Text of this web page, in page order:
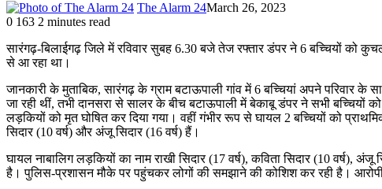
The Alarm 24March 26, 2023
0 163 2 minutes read
सारंगढ़-बिलाईगढ़ जिले में रविवार सुबह 6.30 बजे तेज रफ्तार डंपर ने 6 बच्चियों को
से आ रहा था।
जानकारी के मुताबिक, सारंगढ़ के ग्राम बटाऊपाली गांव में 6 बच्चियां अपने परिवार
जा रही थीं, तभी दानसरा से सालर के बीच बटाऊपाली में बेकाबू डंपर ने सभी बच्चियों
लड़कियों को मृत घोषित कर दिया गया। वहीं गंभीर रूप से घायल 2 बच्चियों को
सिदार (10 वर्ष) और अंजू सिदार (16 वर्ष) हैं।
घायल नाबालिग लड़कियों का नाम राखी सिदार (17 वर्ष), कविता सिदार (10 वर्ष),
है। पुलिस-प्रशासन मौके पर पहुंचकर लोगों की समझाने की कोशिश कर रही है।